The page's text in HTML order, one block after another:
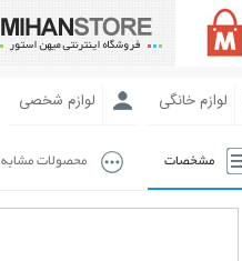
لوازم خانگی لوازم شخصی
مشخصات محصولات مشابه